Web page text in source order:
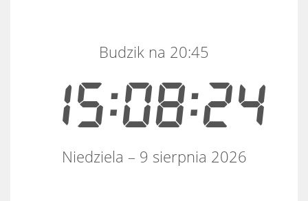
15:08:25
Budzik na 20:45
Niedziela – 9 sierpnia 2026